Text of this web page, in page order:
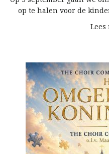
op te halen voor de
Lees